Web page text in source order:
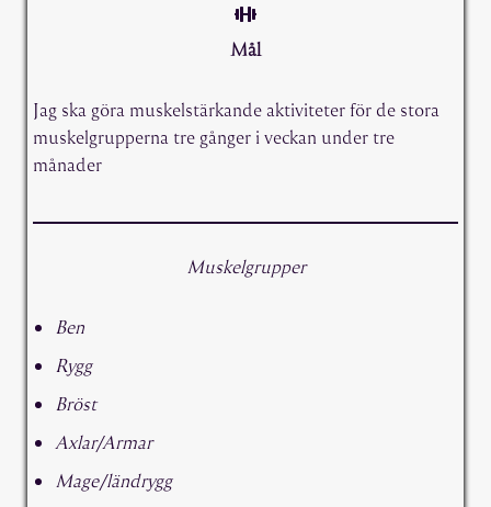
Mål
Jag ska göra muskelstärkande aktiviteter för de stora
muskelgrupperna tre gånger i veckan under tre
månader
Muskelgrupper
Ben
Rygg
Bröst
Axlar/Armar
Mage/ländrygg